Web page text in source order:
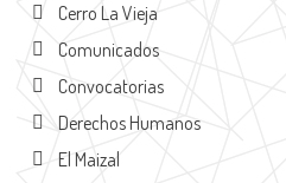
Cerro La Vieja
Comunicados
Convocatorias
Derechos Humanos
El Maizal